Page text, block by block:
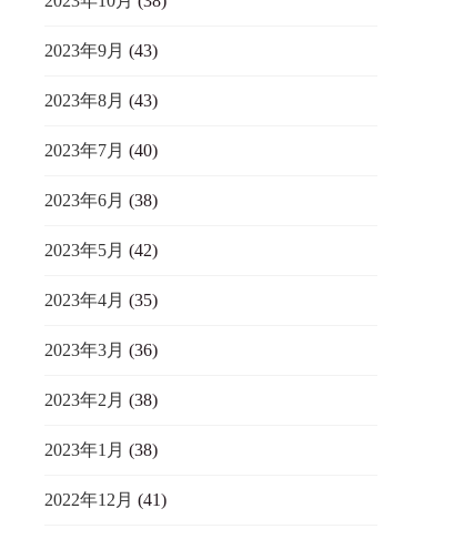
2023年9月 (43)
2023年8月 (43)
2023年7月 (40)
2023年6月 (38)
2023年5月 (42)
2023年4月 (35)
2023年3月 (36)
2023年2月 (38)
2023年1月 (38)
2022年12月 (41)